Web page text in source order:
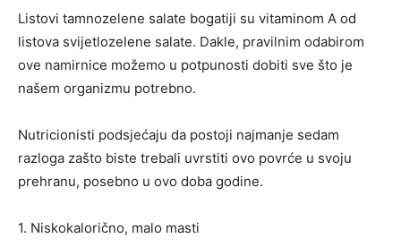
Listovi tamnozelene salate bogatiji su vitaminom A od
listova svijetlozelene salate. Dakle, pravilnim odabirom
ove namirnice možemo u potpunosti dobiti sve što je
našem organizmu potrebno.
Nutricionisti podsjećaju da postoji najmanje sedam
razloga zašto biste trebali uvrstiti ovo povrće u svoju
prehranu, posebno u ovo doba godine.
1. Niskokalorično, malo masti